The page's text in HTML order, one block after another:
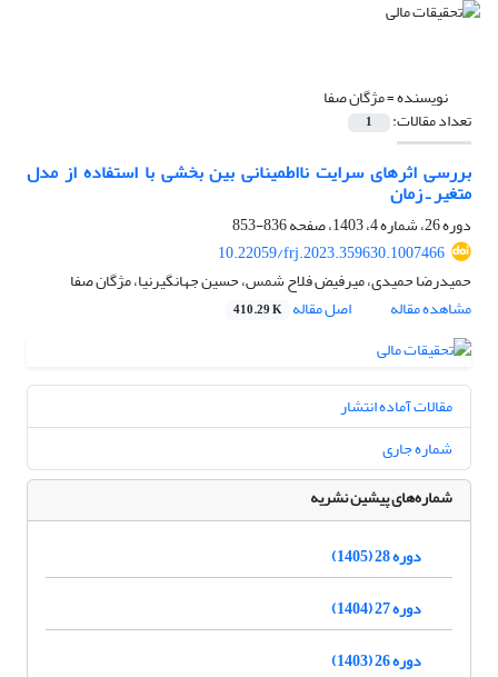
نویسنده =مژگان صفا
تعداد مقالات: 1
بررسی اثرهای سرایت نااطمینانی بین بخشی با استفاده از مدل
متغیر ـ زمان
دوره 26، شماره 4، 1403، صفحه
836-853
10.22059/frj.2023.359630.1007466
حمیدرضا حمیدی، میرفیض فلاح شمس، حسین جهانگیرنیا، مژگان صفا
مشاهده مقاله
اصل مقاله 410.29 K
مقالات آماده انتشار
شماره جاری
شماره‌های پیشین نشریه
دوره 28 (1405)
دوره 27 (1404)
دوره 26 (1403)